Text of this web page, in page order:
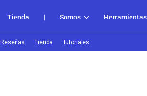
Tienda | Somos Herramientas
Reseñas Tienda Tutoriales